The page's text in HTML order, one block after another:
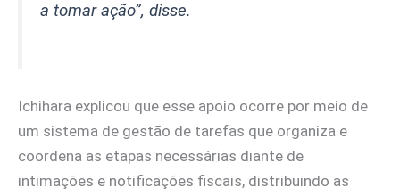
a tomar ação”, disse.
Ichihara explicou que esse apoio ocorre por meio de
um sistema de gestão de tarefas que organiza e
coordena as etapas necessárias diante de
intimações e notificações fiscais, distribuindo as